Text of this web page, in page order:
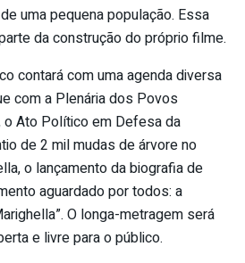
uma pequena população. Essa
da construção do próprio filme.
contará com uma agenda diversa
com a Plenária dos Povos
o Ato Político em Defesa da
de 2 mil mudas de árvore no
o lançamento da biografia de
aguardado por todos: a
O longa-metragem será
e livre para o público.